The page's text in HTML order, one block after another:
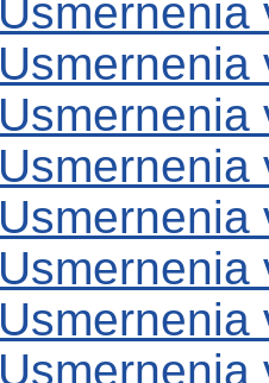
Usmernenia
Usmernenia
Usmernenia
Usmernenia
Usmernenia
Usmernenia
Usmernenia
Usmernenia